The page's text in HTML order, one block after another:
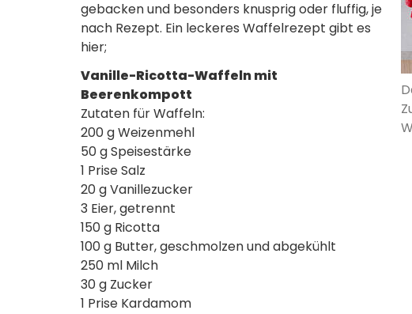
gebacken und besonders knusprig oder fluffig, je
nach Rezept. Ein leckeres Waffelrezept gibt es
hier;
Vanille-Ricotta-Waffeln mit
Beerenkompott
Zutaten für Waffeln:
200 g Weizenmehl
50 g Speisestärke
1 Prise Salz
20 g Vanillezucker
3 Eier, getrennt
150 g Ricotta
100 g Butter, geschmolzen und abgekühlt
250 ml Milch
30 g Zucker
1 Prise Kardamom